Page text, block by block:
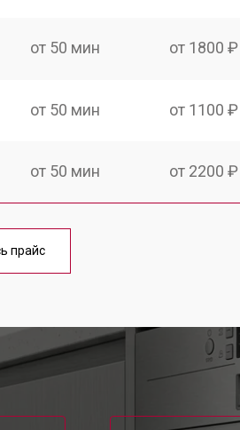
от 50 мин от 1800 ₽
от 50 мин от 1100 ₽
от 50 мин от 2200 ₽
от 100 мин
от 60 мин от 1590 ₽
от 50 мин от 1600 ₽
прайс